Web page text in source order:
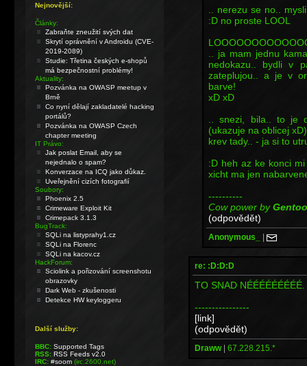
.. nerezu se no..
:D no proste LOOL
.. ja mam jednu
nedokazu.. bydli v
zateplujou.. a je v
barve!
xD xD
.. snezi, bila.. to je
(ukazuje na oblicej
krev tady.. - ja si to
:D heh az ke konci
xicht ma jen
----------
Cow power byGentoo
(odpovědět)
Anonymous_ |
re: :D:D:D
TO SNAD
----------------
[link]
(odpovědět)
Draww| 67.228.215.*
Nejnovější:
Články:
Zabraňte zneužití svých dat
Skrytí oprávnění v Androidu (CVE-
2019-2089)
Studie: Třetina českých e-shopů
má bezpečnostní problémy!
Aktuality:
Pozvánka na OWASP meetup v
Brně
Co nyní dělají zakladatelé hacking
portálů?
Pozvánka na OWASP Czech
chapter meeting
IT Právo:
Jak poslat Email, aby se
nejednalo o spam?
Konverzace na ICQ jako důkaz.
Uveřejnění cizích fotografií
Soubory:
Phoenix 2.5
Crimeware Exploit Kit
Crimepack 3.1.3
BugTrack:
SQLi na listyprahy1.cz
SQLi na Florenc
SQLi na kacov.cz
HackForum:
Sciolink a pořizování screenshotu
obrazovky
Dark Web - zkušenosti
Detekce HW keyloggeru
Další služby:
BBC: Supported Tags
RSS: RSS Feeds v2.0
IRC: #soom(irc.2600.net)